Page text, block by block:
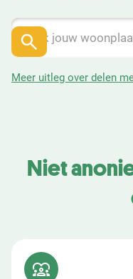
Meer uitleg over delen
Niet